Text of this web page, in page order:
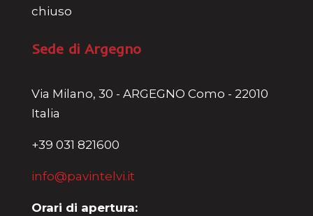
chiuso
Sede di Argegno
Via Milano, 30 - ARGEGNO Como - 22010
Italia
+39 031 821600
info@pavintelvi.it
Orari di apertura: